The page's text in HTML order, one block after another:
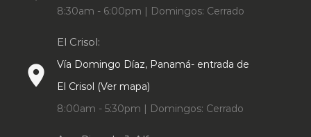
8:30am - 6:00pm | Domingos: Cerrado
place
El Crisol:
Vía Domingo Díaz, Panamá- entrada de
El Crisol (Ver mapa)
8:00am - 5:30pm | Domingos: Cerrado